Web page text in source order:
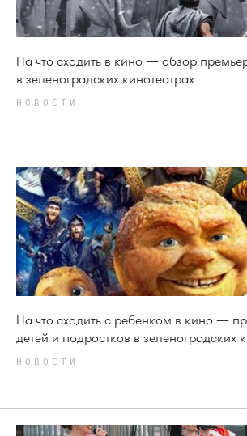
На что сходить в кино — обзор
в зеленоградских кинотеатрах
НОВОСТИ
На что сходить с ребенком в кино —
детей и подростков в зеленоградских
НОВОСТИ